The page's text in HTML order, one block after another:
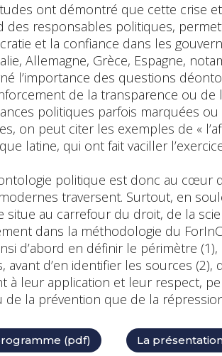
ont démontré que cette crise
des responsables politiques,
et la confiance dans les
Allemagne, Grèce, Espagne,
l’importance des questions
de la transparence ou de
politiques parfois marquées ou
on peut citer les exemples de «
latine, qui ont fait vaciller
politique est donc au cœur
traversent. Surtout, en
situe au carrefour du droit, de la
dans la méthodologie du
d’abord en définir le périmètre
avant d’en identifier les sources (2),
à leur application et leur respect,
de la prévention que de la
(pdf) La